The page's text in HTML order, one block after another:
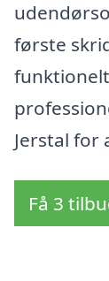
første
Jerstal
Få 3